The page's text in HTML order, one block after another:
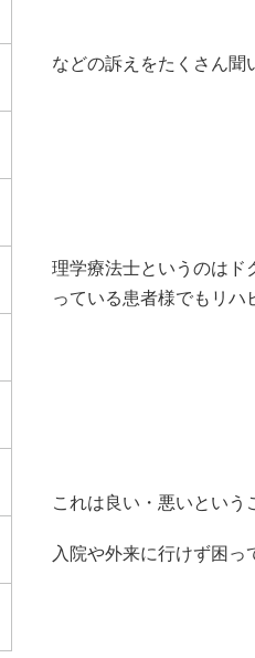
などの訴えをたくさん聞
理学療法士というのはド
っている患者様でもリハ
これは良い・悪いという
入院や外来に行けず困っ